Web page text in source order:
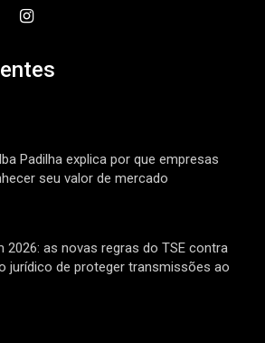
Padilha explica por que empresas
seu valor de mercado
2026: as novas regras do TSE contra
jurídico de proteger transmissões ao